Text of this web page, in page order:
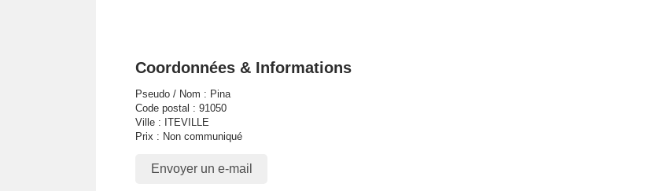
Coordonnées & Informations
Pseudo / Nom : Pina
Code postal : 91050
Ville : ITEVILLE
Prix : Non communiqué
Envoyer un e-mail